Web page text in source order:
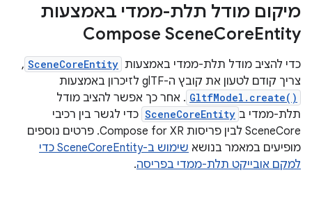
מיקום מודל תלת-ממדי באמצעות
Compose SceneCoreEntity
כדי להציב מודל תלת-ממדי באמצעות SceneCoreEntity
,
צריך קודם לטעון את קובץ ה-glTF לזיכרון באמצעות
GltfModel.create() . אחר כך אפשר להציב מודל
תלת-ממדי ב SceneCoreEntity כדי לגשר בין רכיבי
SceneCore לבין פריסות Compose for XR. פרטים נוספים
מופיעים במאמר בנושא
שימוש ב-SceneCoreEntity כדי
למקם אובייקט תלת-ממדי בפריסה.